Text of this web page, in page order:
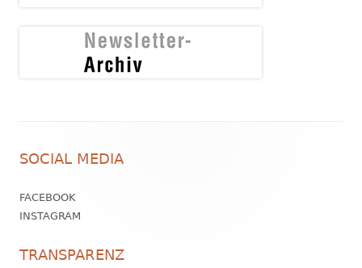
Inhalt
SOCIAL MEDIA
FACEBOOK
INSTAGRAM
TRANSPARENZ